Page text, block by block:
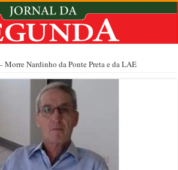
Morre Nardinho da Ponte Preta e da LAE